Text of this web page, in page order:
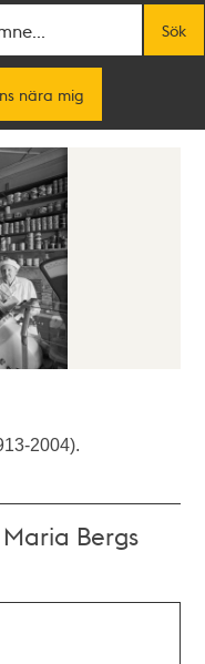
Sök
nära mig
2004).
Bergs